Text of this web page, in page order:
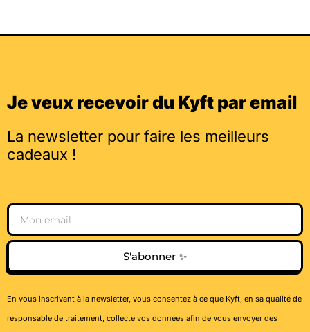
Je veux recevoir du Kyft par email
La newsletter pour faire les meilleurs
cadeaux !
Email
S'abonner ✨
En vous inscrivant à la newsletter, vous consentez à ce que Kyft, en sa qualité de
responsable de traitement, collecte vos données afin de vous envoyer des